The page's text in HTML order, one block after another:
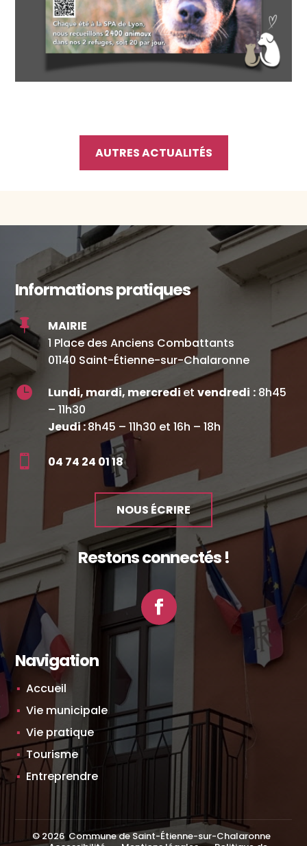
AUTRES ACTUALITÉS
Informations pratiques

MAIRIE
1 Place des Anciens Combattants
01140 Saint-Étienne-sur-Chalaronne
 Lundi, mardi, mercrediet vendredi :8h45
– 11h30
Jeudi :8h45 – 11h30 et 16h – 18h
 04 74 24 01 18
NOUS ÉCRIRE
Restons connectés !
Facebook
Navigation
Accueil
Vie municipale
Vie pratique
Tourisme
Entreprendre
©2026Commune de Saint-Étienne-sur-Chalaronne